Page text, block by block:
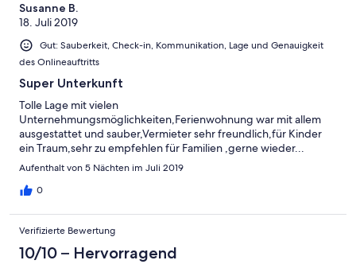
Susanne B.
18. Juli 2019
Gut: Sauberkeit, Check-in, Kommunikation, Lage und Genauigkeit
des Onlineauftritts
Super Unterkunft
Tolle Lage mit vielen
Unternehmungsmöglichkeiten,Ferienwohnung war mit allem
ausgestattet und sauber,Vermieter sehr freundlich,für Kinder
ein Traum,sehr zu empfehlen für Familien ,gerne wieder...
Aufenthalt von 5 Nächten im Juli 2019
0
Verifizierte Bewertung
10/10 – Hervorragend